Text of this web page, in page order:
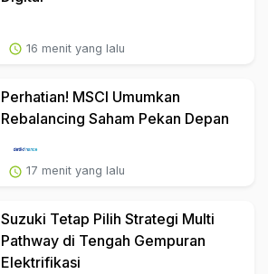
16 menit yang lalu
Perhatian! MSCI Umumkan
Rebalancing Saham Pekan Depan
17 menit yang lalu
Suzuki Tetap Pilih Strategi Multi
Pathway di Tengah Gempuran
Elektrifikasi